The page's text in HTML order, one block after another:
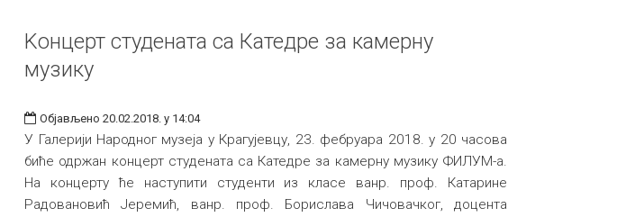
Kонцерт студената са Катедре за камерну
музику
Објављено 20.02.2018. у 14:04
У Галерији Народног музеја у Крагујевцу, 23. фебруара 2018. у 20 часова
биће одржан концерт студената са Катедре за камерну музику ФИЛУМ-а.
На концерту ће наступити студенти из класе ванр. проф. Катарине
Радовановић Јеремић, ванр. проф. Борислава Чичовачког, доцента